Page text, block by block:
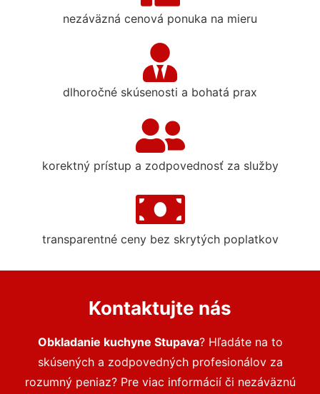
nezáväzná cenová ponuka na mieru
dlhoročné skúsenosti a bohatá prax
korektný prístup a zodpovednosť za služby
transparentné ceny bez skrytých poplatkov
Kontaktujte nás
Obkladanie kuchyne Stupava? Hľadáte na to
skúsených a zodpovedných profesionálov za
rozumný peniaz? Pre viac informácií či nezáväznú